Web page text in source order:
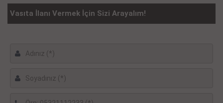
Vasıta İlanı Vermek İçin Sizi Arayalım!